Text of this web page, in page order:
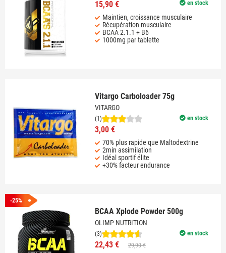
en stock
15,90 €
Maintien, croissance musculaire
Récupération musculaire
BCAA 2.1.1 + B6
1000mg par tablette
Vitargo Carboloader 75g
VITARGO
en stock
(1)
3,00 €
70% plus rapide que Maltodextrine
2min assimilation
Idéal sportif élite
+30% facteur endurance
-25%
BCAA Xplode Powder 500g
OLIMP NUTRITION
en stock
(3)
22,43 € 29,90 €